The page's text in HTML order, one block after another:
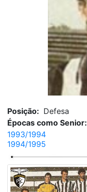
Posição: Defesa
Épocas como Senior:
1993/1994
1994/1995